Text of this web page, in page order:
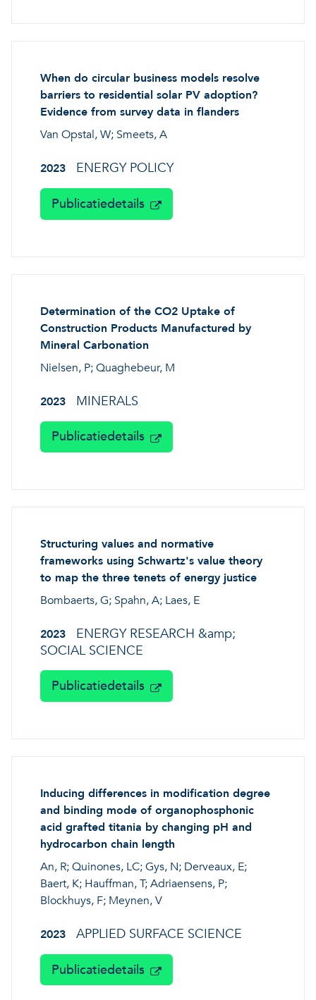
When do circular business models resolve
barriers to residential solar PV adoption?
Evidence from survey data in flanders
Van Opstal, W; Smeets, A
2023 ENERGY POLICY
Publicatiedetails
Determination of the CO2 Uptake of
Construction Products Manufactured by
Mineral Carbonation
Nielsen, P; Quaghebeur, M
2023 MINERALS
Publicatiedetails
Structuring values and normative
frameworks using Schwartz's value theory
to map the three tenets of energy justice
Bombaerts, G; Spahn, A; Laes, E
2023 ENERGY RESEARCH &amp;
SOCIAL SCIENCE
Publicatiedetails
Inducing differences in modification degree
and binding mode of organophosphonic
acid grafted titania by changing pH and
hydrocarbon chain length
An, R; Quinones, LC; Gys, N; Derveaux, E;
Baert, K; Hauffman, T; Adriaensens, P;
Blockhuys, F; Meynen, V
2023 APPLIED SURFACE SCIENCE
Publicatiedetails